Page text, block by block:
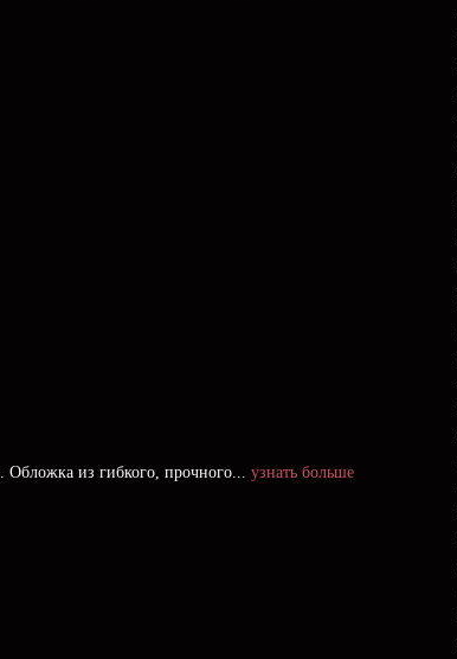
Обложка из гибкого, прочного... узнать больше